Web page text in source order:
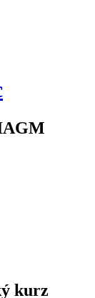
kurz